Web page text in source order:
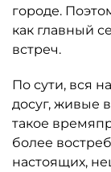
городе.
как главный
встреч.
По сути, вся
досуг, живые
такое
более
настоящих,